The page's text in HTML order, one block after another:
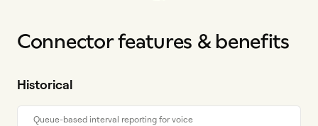
Connector features & benefits
Historical
Queue-based interval reporting for voice